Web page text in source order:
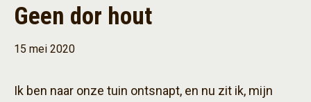
Geen dor hout
15 mei 2020
Ik ben naar onze tuin ontsnapt, en nu zit ik, mijn